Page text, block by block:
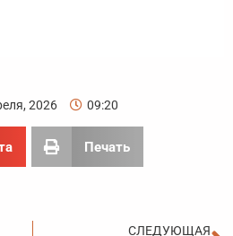
2026 09:20
Печать
СЛЕДУЮЩАЯ